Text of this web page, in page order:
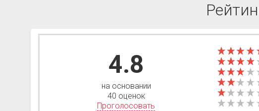
4.8
на основании
40 оценок
Проголосовать